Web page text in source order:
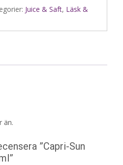
Juice & Saft, Läsk &
än.
”Capri-Sun